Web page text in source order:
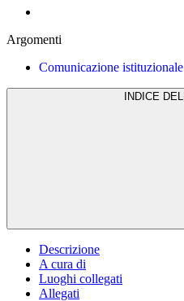
Argomenti
Comunicazione istituzionale
Descrizione
A cura di
Luoghi collegati
Allegati